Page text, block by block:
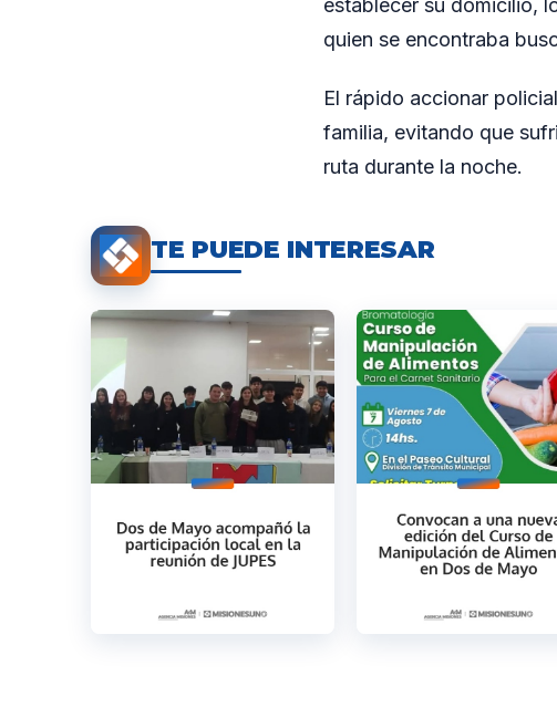
quien se encontraba
El rápido accionar
familia, evitando que
ruta durante la noche.
TE PUEDE INTERESAR